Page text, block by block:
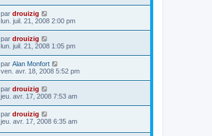
par drouizig
lun. juil. 21, 2008 2:00 pm
par drouizig
lun. juil. 21, 2008 1:05 pm
par Alan Monfort
ven. avr. 18, 2008 5:52 pm
par drouizig
jeu. avr. 17, 2008 7:53 am
par drouizig
jeu. avr. 17, 2008 6:35 am